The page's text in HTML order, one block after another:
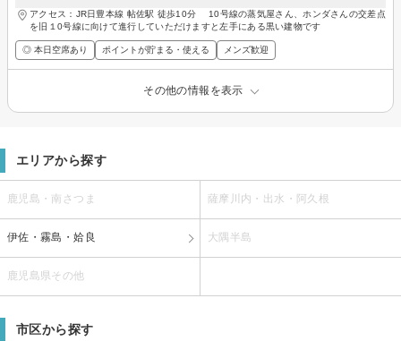
アクセス：JR日豊本線 帖佐駅 徒歩10分 10号線の蒸気屋さん、ホンダさんの交差点
を旧１0号線に向けて進行していただけますと左手にある黒い建物です
◎ 本日空席あり ポイントが貯まる・使える メンズ歓迎
その他の情報を表示
エリアから探す
鹿児島・南さつま 薩摩川内・出水・阿久根
伊佐・霧島・姶良 大隅半島
鹿児島県その他
市区から探す